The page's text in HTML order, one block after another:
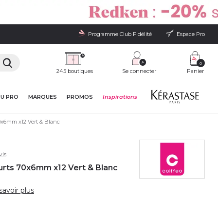
Programme Club Fidélité Espace Pro
245 boutiques Se connecter Panier
0
PRO MARQUES PROMOS Inspirations
x12 Vert & Blanc
70x6mm x12 Vert & Blanc
plus